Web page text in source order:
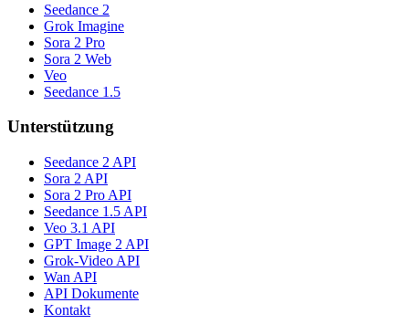
Seedance 2
Grok Imagine
Sora 2 Pro
Sora 2 Web
Veo
Seedance 1.5
Unterstützung
Seedance 2 API
Sora 2 API
Sora 2 Pro API
Seedance 1.5 API
Veo 3.1 API
GPT Image 2 API
Grok-Video API
Wan API
API Dokumente
Kontakt